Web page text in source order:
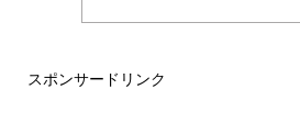
スポンサードリンク